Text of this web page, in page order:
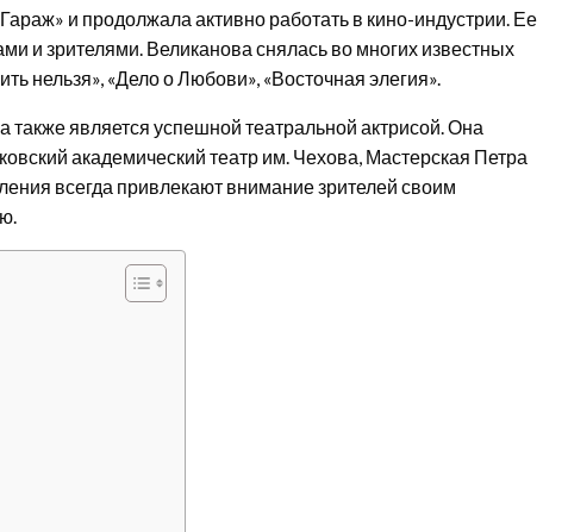
и продолжала активно работать в кино-индустрии. Ее
и зрителями. Великанова снялась во многих известных
нельзя», «Дело о Любови», «Восточная элегия».
является успешной театральной актрисой. Она
академический театр им. Чехова, Мастерская Петра
всегда привлекают внимание зрителей своим